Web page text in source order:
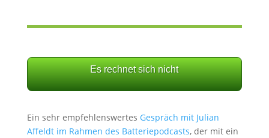
Es rechnet sich nicht
Ein sehr empfehlenswertes Gespräch mit Julian
Affeldt im Rahmen des Batteriepodcasts, der mit ein